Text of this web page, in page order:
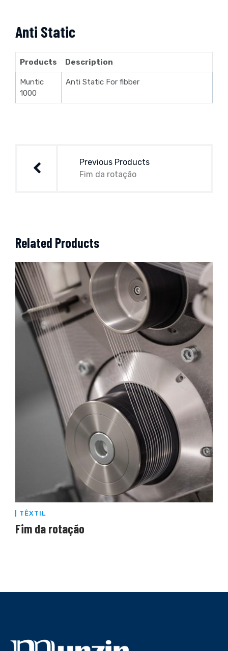
Anti Static
Products Description
Muntic
1000
Anti Static For fibber
artigos
Previous Products
Fim da rotação
Related Products
TÊXTIL
Fim da rotação